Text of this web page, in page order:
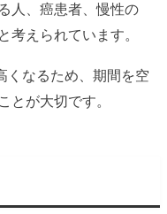
人、癌患者、慢性の
考えられています。
くなるため、期間を空
とが大切です。